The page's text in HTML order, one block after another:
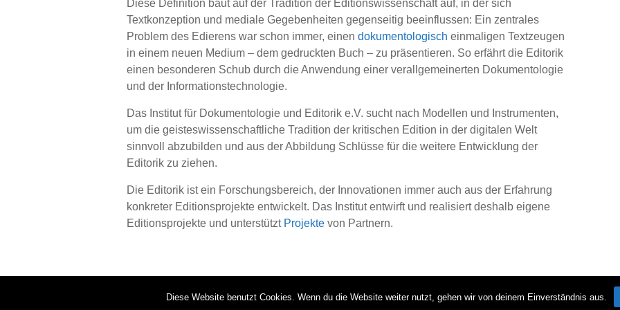
Diese Definition baut auf der Tradition der Editionswissenschaft auf, in der sich
Textkonzeption und mediale Gegebenheiten gegenseitig beeinflussen: Ein zentrales
Problem des Edierens war schon immer, einen dokumentologisch einmaligen Textzeugen
in einem neuen Medium – dem gedruckten Buch – zu präsentieren. So erfährt die Editorik
einen besonderen Schub durch die Anwendung einer verallgemeinerten Dokumentologie
und der Informationstechnologie.
Das Institut für Dokumentologie und Editorik e.V. sucht nach Modellen und Instrumenten,
um die geisteswissenschaftliche Tradition der kritischen Edition in der digitalen Welt
sinnvoll abzubilden und aus der Abbildung Schlüsse für die weitere Entwicklung der
Editorik zu ziehen.
Die Editorik ist ein Forschungsbereich, der Innovationen immer auch aus der Erfahrung
konkreter Editionsprojekte entwickelt. Das Institut entwirft und realisiert deshalb eigene
Editionsprojekte und unterstützt Projekte von Partnern.
IDE 2026 |Impressum
Diese Website benutzt Cookies. Wenn du die Website weiter nutzt, gehen wir von deinem Einverständnis aus.